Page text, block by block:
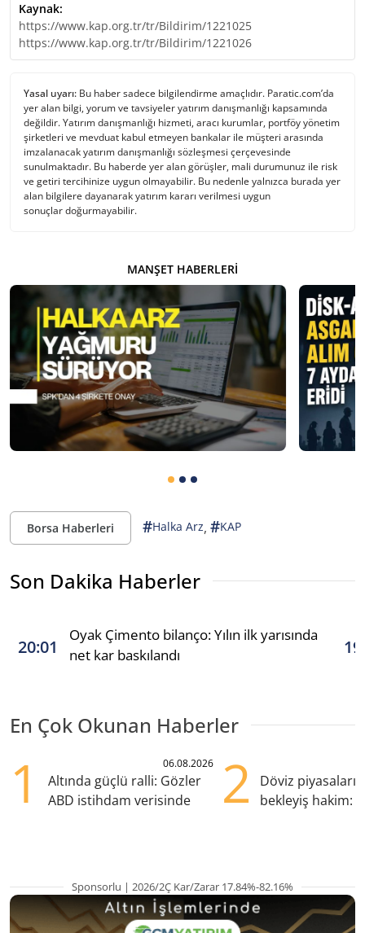
Kaynak:
https://www.kap.org.tr/tr/Bildirim/1221025
https://www.kap.org.tr/tr/Bildirim/1221026
Yasal uyarı: Bu haber sadece bilgilendirme amaçlıdır. Paratic.com’da
yer alan bilgi, yorum ve tavsiyeler yatırım danışmanlığı kapsamında
değildir. Yatırım danışmanlığı hizmeti, aracı kurumlar, portföy yönetim
şirketleri ve mevduat kabul etmeyen bankalar ile müşteri arasında
imzalanacak yatırım danışmanlığı sözleşmesi çerçevesinde
sunulmaktadır. Bu haberde yer alan görüşler, mali durumunuz ile risk
ve getiri tercihinize uygun olmayabilir. Bu nedenle yalnızca burada yer
alan bilgilere dayanarak yatırım kararı verilmesi uygun
sonuçlar doğurmayabilir.
MANŞET HABERLERI
Borsa Haberleri #Halka Arz, #KAP
Son Dakika Haberler
20:01
Oyak Çimento bilanço: Yılın ilk yarısında
net kar baskılandı
En Çok Okunan Haberler
1 06.08.2026
Altında güçlü ralli: Gözler
ABD istihdam verisinde
2
Döviz
bekleyiş hakim:
Sponsorlu | 2026/2Ç Kar/Zarar 17.84%-82.16%